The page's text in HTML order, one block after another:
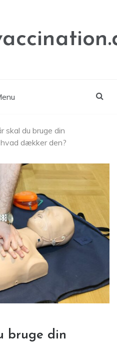
skal du bruge din
dækker den?
bruge din